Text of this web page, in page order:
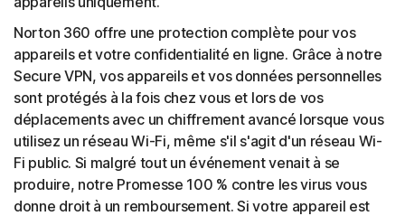
Norton 360 offre une protection complète pour vos
appareils et votre confidentialité en ligne. Grâce à notre
Secure VPN, vos appareils et vos données personnelles
sont protégés à la fois chez vous et lors de vos
déplacements avec un chiffrement avancé lorsque vous
utilisez un réseau Wi-Fi, même s'il s'agit d'un réseau Wi-
Fi public. Si malgré tout un événement venait à se
produire, notre Promesse 100 % contre les virus vous
donne droit à un remboursement. Si votre appareil est